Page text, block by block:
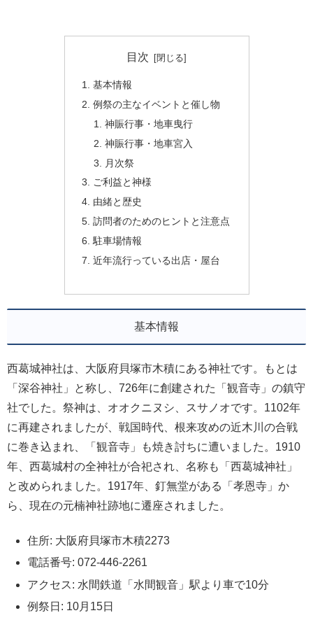
目次
基本情報
例祭の主なイベントと催し物
神賑行事・地車曳行
神賑行事・地車宮入
月次祭
ご利益と神様
由緒と歴史
訪問者のためのヒントと注意点
駐車場情報
近年流行っている出店・屋台
基本情報
西葛城神社は、大阪府貝塚市木積にある神社です。もとは
「深谷神社」と称し、726年に創建された「観音寺」の鎮守
社でした。祭神は、オオクニヌシ、スサノオです。1102年
に再建されましたが、戦国時代、根来攻めの近木川の合戦
に巻き込まれ、「観音寺」も焼き討ちに遭いました。1910
年、西葛城村の全神社が合祀され、名称も「西葛城神社」
と改められました。1917年、釘無堂がある「孝恩寺」か
ら、現在の元楠神社跡地に遷座されました。
住所: 大阪府貝塚市木積2273
電話番号: 072-446-2261
アクセス: 水間鉄道「水間観音」駅より車で10分
例祭日: 10月15日